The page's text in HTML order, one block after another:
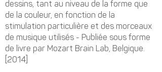
dessins, tant au niveau de la forme que
de la couleur, en fonction de la
stimulation particulière et des morceaux
de musique utilisés - Publiée sous forme
de livre par Mozart Brain Lab, Belgique.
[2014]